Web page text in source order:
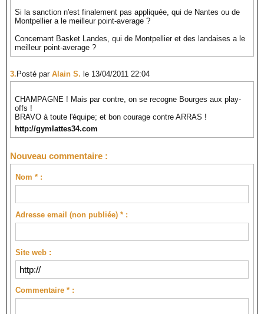
Si la sanction n'est finalement pas appliquée, qui de Nantes ou de
Montpellier a le meilleur point-average ?
Concernant Basket Landes, qui de Montpellier et des landaises a le
meilleur point-average ?
3. Posté par Alain S. le 13/04/2011 22:04
CHAMPAGNE ! Mais par contre, on se recogne Bourges aux play-
offs !
BRAVO à toute l'équipe; et bon courage contre ARRAS !
http://gymlattes34.com
Nouveau commentaire :
Nom * :
Adresse email (non publiée) * :
Site web :
Commentaire * :